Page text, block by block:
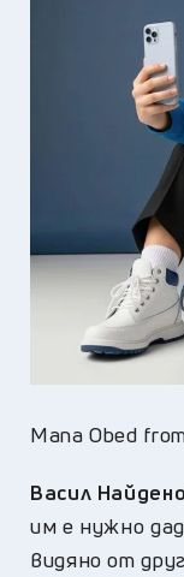
Mana Obed
Васил
им е нужно
видяно от